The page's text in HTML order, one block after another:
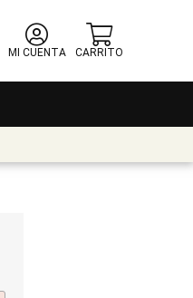
MI CUENTA
CARRITO